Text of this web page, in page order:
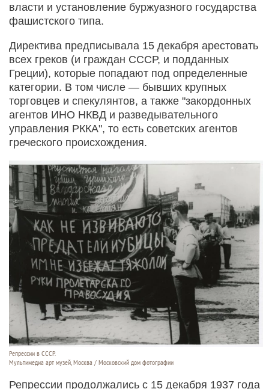
власти и установление буржуазного государства
фашистского типа.
Директива предписывала 15 декабря арестовать
всех греков (и граждан СССР, и подданных
Греции), которые попадают под определенные
категории. В том числе — бывших крупных
торговцев и спекулянтов, а также "закордонных
агентов ИНО НКВД и разведывательного
управления РККА", то есть советских агентов
греческого происхождения.
Репрессии в СССР.
Мультимедиа арт музей, Москва / Московский дом фотографии
Репрессии продолжались с 15 декабря 1937 года